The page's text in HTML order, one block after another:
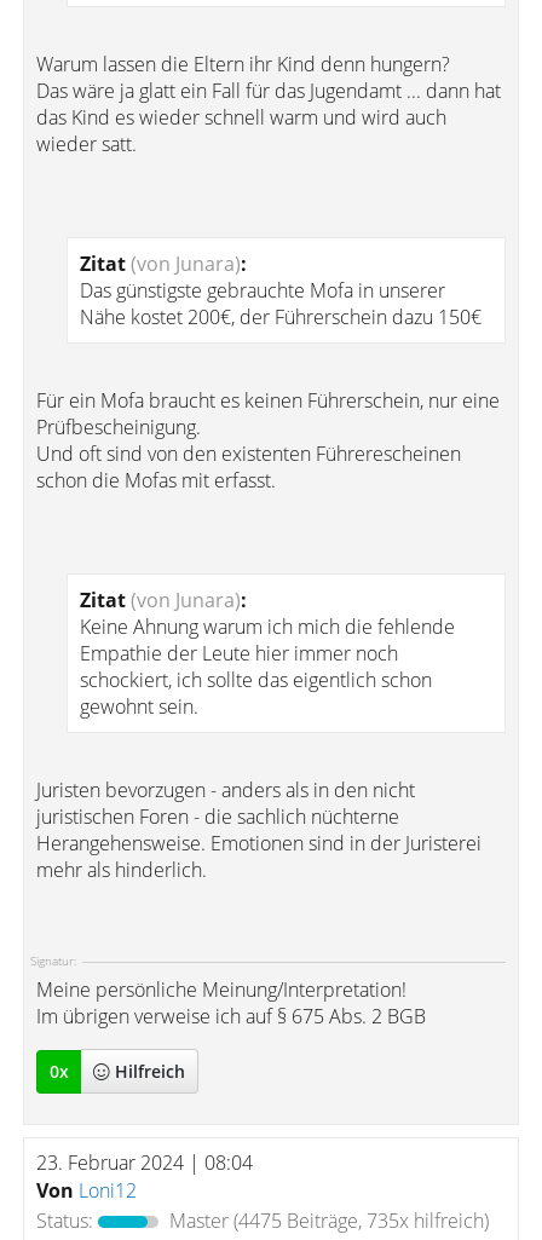
Warum lassen die Eltern ihr Kind denn hungern?
Das wäre ja glatt ein Fall für das Jugendamt ... dann hat
das Kind es wieder schnell warm und wird auch
wieder satt.
Zitat(von Junara):
Das günstigste gebrauchte Mofa in unserer
Nähe kostet 200€, der Führerschein dazu 150€
Für ein Mofa braucht es keinen Führerschein, nur eine
Prüfbescheinigung.
Und oft sind von den existenten Führerescheinen
schon die Mofas mit erfasst.
Zitat(von Junara):
Keine Ahnung warum ich mich die fehlende
Empathie der Leute hier immer noch
schockiert, ich sollte das eigentlich schon
gewohnt sein.
Juristen bevorzugen - anders als in den nicht
juristischen Foren - die sachlich nüchterne
Herangehensweise. Emotionen sind in der Juristerei
mehr als hinderlich.
Signatur:
Meine persönliche Meinung/Interpretation!
Im übrigen verweise ich auf § 675 Abs. 2 BGB
0x Hilfreich
23. Februar 2024 | 08:04
Von Loni12
Status:
Master(4475 Beiträge, 735x hilfreich)